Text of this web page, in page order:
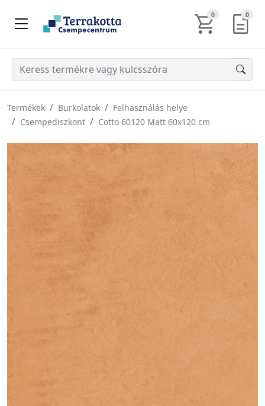
0KOSÁR 0
Termékek Burkolatok
Felhasználás helye
Csempediszkont
Cotto 60120 Matt 60x120 cm